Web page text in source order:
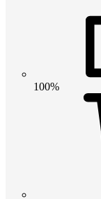
100%